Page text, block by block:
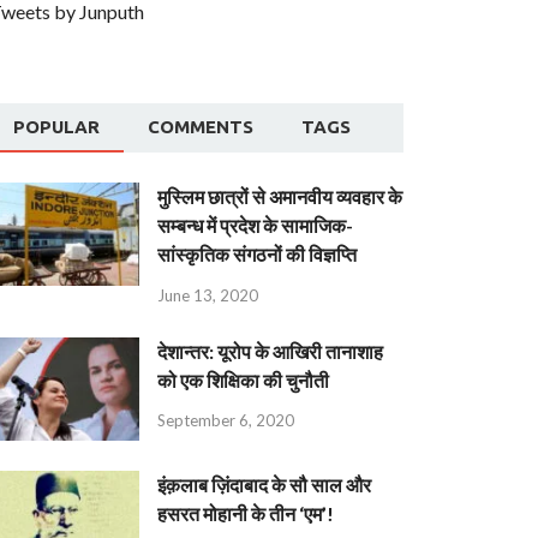
by Junputh
POPULAR COMMENTS TAGS
मुस्लिम छात्रों से अमानवीय व्यवहार के
सम्बन्ध में प्रदेश के सामाजिक-
सांस्कृतिक संगठनों की विज्ञप्ति
June 13, 2020
देशान्‍तर: यूरोप के आखिरी तानाशाह
को एक शिक्षिका की चुनौती
September 6, 2020
इंक़लाब ज़िंदाबाद के सौ साल और
हसरत मोहानी के तीन ‘एम’!